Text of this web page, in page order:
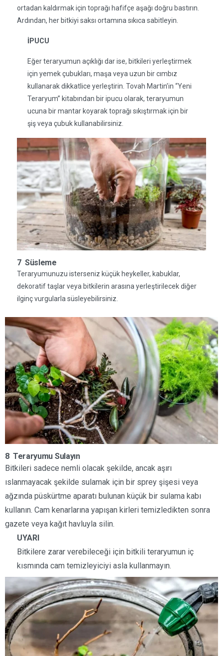
ortadan kaldırmak için toprağı hafifçe aşağı doğru bastırın.
Ardından, her bitkiyi saksı ortamına sıkıca sabitleyin.
İPUCU
Eğer teraryumun açıklığı dar ise, bitkileri yerleştirmek
için yemek çubukları, maşa veya uzun bir cımbız
kullanarak dikkatlice yerleştirin. Tovah Martin’in “Yeni
Teraryum” kitabından bir ipucu olarak, teraryumun
ucuna bir mantar koyarak toprağı sıkıştırmak için bir
şiş veya çubuk kullanabilirsiniz.
7 Süsleme
Teraryumunuzu isterseniz küçük heykeller, kabuklar,
dekoratif taşlar veya bitkilerin arasına yerleştirilecek diğer
ilginç vurgularla süsleyebilirsiniz.
8 Teraryumu Sulayın
Bitkileri sadece nemli olacak şekilde, ancak aşırı
ıslanmayacak şekilde sulamak için bir sprey şişesi veya
ağzında püskürtme aparatı bulunan küçük bir sulama kabı
kullanın. Cam kenarlarına yapışan kirleri temizledikten sonra
gazete veya kağıt havluyla silin.
UYARI
Bitkilere zarar verebileceği için bitkili teraryumun iç
kısmında cam temizleyiciyi asla kullanmayın.